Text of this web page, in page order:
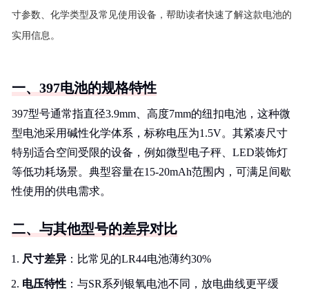
寸参数、化学类型及常见使用设备，帮助读者快速了解这款电池的
实用信息。
一、397电池的规格特性
397型号通常指直径3.9mm、高度7mm的纽扣电池，这种微
型电池采用碱性化学体系，标称电压为1.5V。其紧凑尺寸
特别适合空间受限的设备，例如微型电子秤、LED装饰灯
等低功耗场景。典型容量在15-20mAh范围内，可满足间歇
性使用的供电需求。
二、与其他型号的差异对比
尺寸差异 ：比常见的LR44电池薄约30%
电压特性 ：与SR系列银氧电池不同，放电曲线更平缓